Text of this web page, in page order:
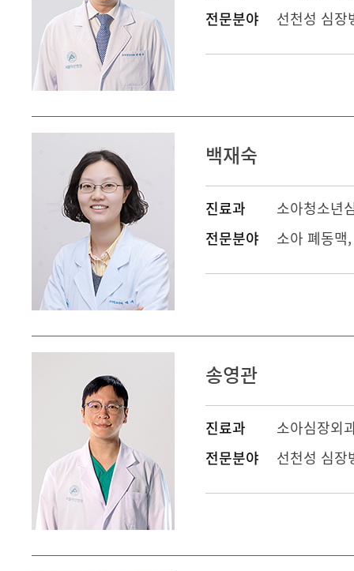
전문분야
선천성 심장
백재숙
진료과
소아청소년
전문분야
소아 폐동맥
송영관
진료과
소아심장외
전문분야
선천성 심장